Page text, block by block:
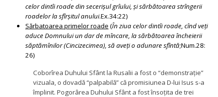
celor dintîi roade din secerişul grîului, şi sărbătoarea strîngerii
roadelor la sfîrşitul anului.Ex.34:22)
Sărbatoarea primelor roade (În ziua celor dintîi roade, cînd veţi
aduce Domnului un dar de mîncare, la sărbătoarea încheierii
săptămînilor (Cincizecimea), să aveţi o adunare sfîntă;Num.28:
26)
Coborîrea Duhului Sfânt la Rusalii a fost o “demonstrație”
vizuala, o dovadă “palpabilă” că promisiunea D-lui Isus s-a
împlinit. Pogorârea Duhului Sfânt a fost însoțita de trei